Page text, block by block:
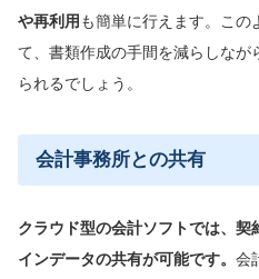
や再利用も簡単に行えます。この
て、書類作成の手間を減らしな
られるでしょう。
会計事務所との共有
クラウド型の会計ソフトでは、契
インデータの共有が可能です。 会